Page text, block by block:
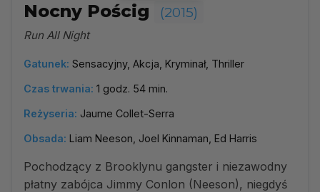
Nocny Pościg (2015)
Run All Night
Gatunek: Sensacyjny, Akcja, Kryminał, Thriller
Czas trwania: 1 godz. 54 min.
Reżyseria: Jaume Collet-Serra
Obsada: Liam Neeson, Joel Kinnaman, Ed Harris
Pochodzący z Brooklynu gangster i niezawodny
płatny zabójca Jimmy Conlon (Neeson), niegdyś